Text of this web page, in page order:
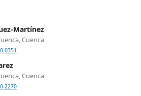
Martínez
Cuenca
0351
Cuenca
2270